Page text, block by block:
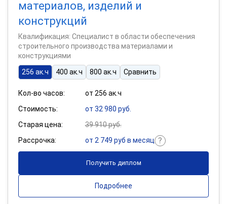
материалов, изделий и
конструкций
Квалификация: Специалист в области обеспечения
строительного производства материалами и
конструкциями
256 ак.ч
400 ак.ч 800 ак.ч Сравнить
Кол-во часов:
от 256 ак.ч
Стоимость:
от 32 980 руб.
Старая цена:
39 910 руб.
Рассрочка:
от 2 749 руб в месяц
Получить диплом
Подробнее